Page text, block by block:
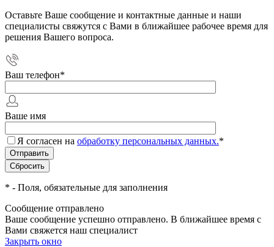
Оставьте Ваше сообщение и контактные данные и наши
специалисты свяжутся с Вами в ближайшее рабочее время для
решения Вашего вопроса.
Ваш телефон*
Ваше имя
Я согласен на обработку персональных данных.*
* - Поля, обязательные для заполнения
Сообщение отправлено
Ваше сообщение успешно отправлено. В ближайшее время с
Вами свяжется наш специалист
Закрыть окно